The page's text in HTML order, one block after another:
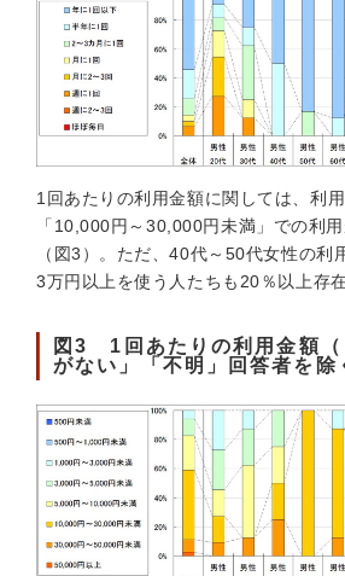
1回あたりの利用金額に関しては、利
「10,000円～30,000円未満」での利
（図3）。ただ、40代～50代女性の利
3万円以上を使う人たちも20％以上存
図3 1回あたりの利用金額（
がない」「不明」回答者を除